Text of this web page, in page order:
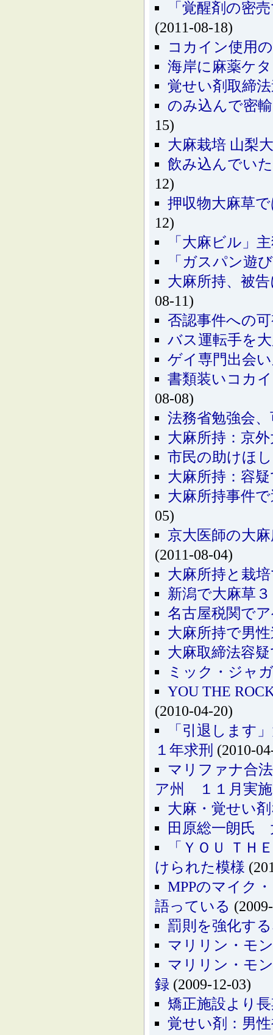
「覚醒剤の密
(2011-08-18)
コカイン使用
海岸に麻薬ケ
覚せい剤取締
のみ込んで密
15)
大麻栽培 山梨
飲み込んでい
12)
押収物大麻草
12)
「大麻ビル」
「ガスパン遊
大麻所持、被
08-11)
否認事件への
バス運転手を
ゲイ専門出会
書類装いコカ
08-08)
法務省勉強会
大麻所持：京
市民の助けほ
大麻所持：容
大麻所持事件
05)
京大医師の大
(2011-08-04)
大麻所持と栽
新潟で大麻草
名古屋税関で
大麻所持で男
大麻取締法容
ミック・ジャ
YOU THE
(2010-04-20)
「引退しま
１年求刑 (2010-
マリファナ合
ア州 １１月実
大麻・覚せい
田原総一朗氏
「ＹＯＵ ＴＨ
けられた模様
MPPのマイク
語っている
罰則を強化す
マリリン・モ
マリリン・モ
録 (2009-12-03)
矯正施設より
覚せい剤：男